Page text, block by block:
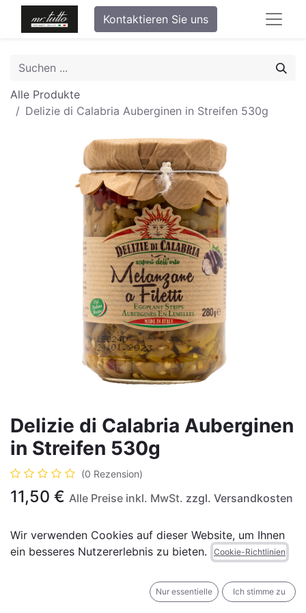
Kontaktieren Sie uns
Alle Produkte
Delizie di Calabria Auberginen in Streifen 530g
Delizie di Calabria Auberginen
in Streifen 530g
(0 Rezension)
11,50 € Alle Preise inkl. MwSt. zzgl. Versandkosten
Nicht vorrätig
Erhalten Sie eine Benachrichtigung, wenn wieder
vorrätig
Wir verwenden Cookies auf dieser Website, um Ihnen
ein besseres Nutzererlebnis zu bieten.
Cookie-Richtlinien
Nur essentielle Ich stimme zu